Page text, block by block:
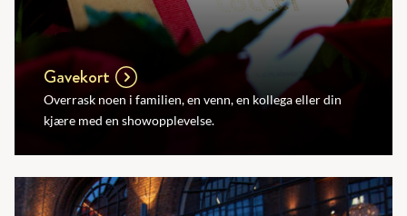
Gavekort
Overrask noen i familien, en venn, en kollega eller din
kjære med en showopplevelse.